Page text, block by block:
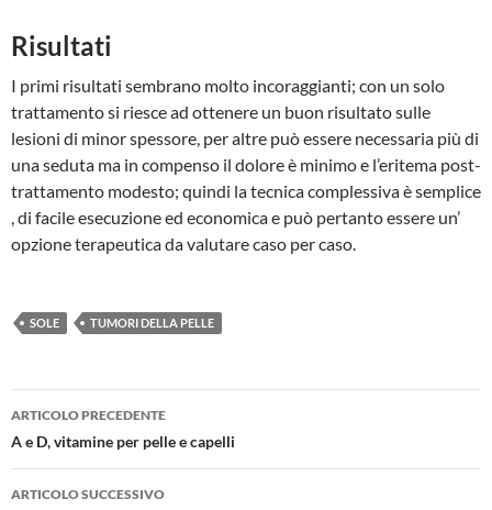
Risultati
I primi risultati sembrano molto incoraggianti; con un solo
trattamento si riesce ad ottenere un buon risultato sulle
lesioni di minor spessore, per altre può essere necessaria più di
una seduta ma in compenso il dolore è minimo e l’eritema post-
trattamento modesto; quindi la tecnica complessiva è semplice
, di facile esecuzione ed economica e può pertanto essere un’
opzione terapeutica da valutare caso per caso.
SOLE TUMORI DELLA PELLE
Navigazione
articolo
ARTICOLO PRECEDENTE
A e D, vitamine per pelle e capelli
ARTICOLO SUCCESSIVO